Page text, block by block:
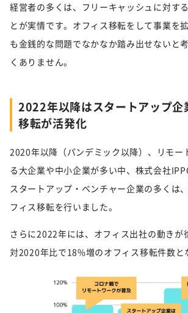
経営者の多くは、フリーキャッシュに対す
とが実情です。オフィス移転をして事業を
も金銭的な問題でなかなか踏み出せないと
くありません。
2022年以降はスタートアップ企
移転が活発化
2020年以降（パンデミック以降）、リモー
る大企業や中小企業が多い中、株式会社
スタートアップ・ベンチャー企業の多くは
フィス移転を行いました。
さらに2022年には、オフィス出社の動きが
対2020年比で18%増のオフィス移転件数と